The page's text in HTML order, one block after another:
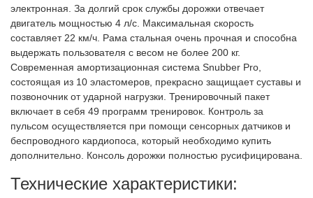
электронная. За долгий срок службы дорожки отвечает
двигатель мощностью 4 л/с. Максимальная скорость
составляет 22 км/ч. Рама стальная очень прочная и способна
выдержать пользователя с весом не более 200 кг.
Современная амортизационная система Snubber Pro,
состоящая из 10 эластомеров, прекрасно защищает суставы и
позвоночник от ударной нагрузки. Тренировочный пакет
включает в себя 49 программ тренировок. Контроль за
пульсом осуществляется при помощи сенсорных датчиков и
беспроводного кардиопоса, который необходимо купить
дополнительно. Консоль дорожки полностью русифицирована.
Технические характеристики: